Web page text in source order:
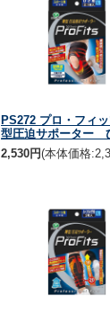
PS272 プロ・フィ
型圧迫サポーター
2,530円(本体価格